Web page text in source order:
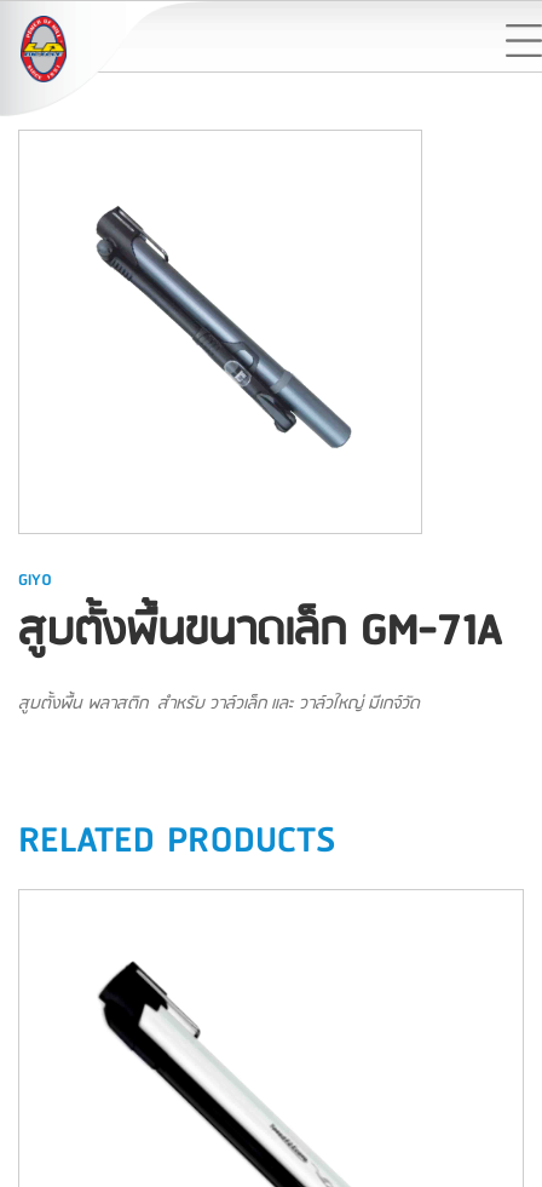
GIYO
สูบตั้งพื้นขนาดเล็ก GM-71A
สูบตั้งพื้น พลาสติก สำหรับ วาล์วเล็ก และ วาล์วใหญ่ มีเกจ์วัด
RELATED PRODUCTS